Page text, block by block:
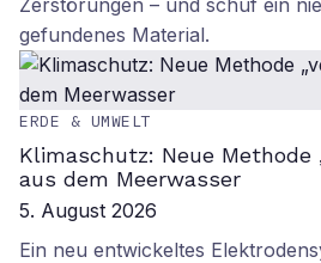
Zerstörungen – und schuf ein
gefundenes Material.
ERDE & UMWELT
Klimaschutz: Neue Methode
aus dem Meerwasser
5. August 2026
Ein neu entwickeltes